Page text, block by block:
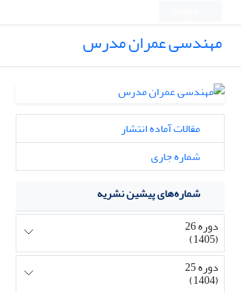
مهندسی عمران مدرس
مقالات آماده انتشار
شماره جاری
شماره‌های پیشین نشریه
دوره 26
(1405)
دوره 25
(1404)